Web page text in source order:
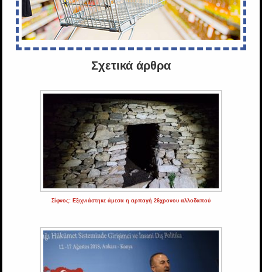
Σχετικά άρθρα
Σίφνος: Εξιχνιάστηκε άμεσα η αρπαγή 26χρονου αλλοδαπού